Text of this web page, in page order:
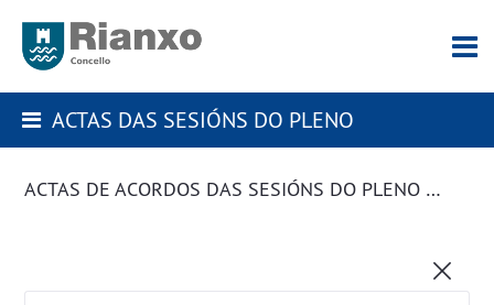
ACTAS DAS SESIÓNS DO PLENO
ACTAS DE ACORDOS DAS SESIÓNS DO PLENO DA CORPORACIÓN